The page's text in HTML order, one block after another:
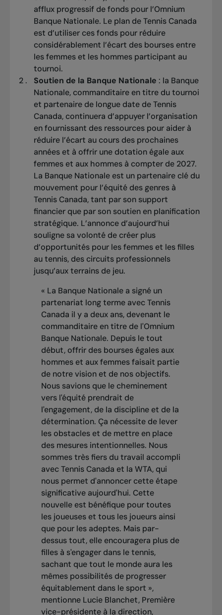
afflux progressif de fonds pour l’Omnium
Banque Nationale. Le plan de Tennis Canada
est d’utiliser ces fonds pour réduire
considérablement l’écart des bourses entre
les femmes et les hommes participant au
tournoi.
Soutien de la Banque Nationale : la Banque
Nationale, commanditaire en titre du tournoi
et partenaire de longue date de Tennis
Canada, continuera d’appuyer l’organisation
en fournissant des ressources pour aider à
réduire l’écart au cours des prochaines
années et à offrir une dotation égale aux
femmes et aux hommes à compter de 2027.
La Banque Nationale est un partenaire clé du
mouvement pour l’équité des genres à
Tennis Canada, tant par son support
financier que par son soutien en planification
stratégique. L’annonce d’aujourd’hui
souligne sa volonté de créer plus
d’opportunités pour les femmes et les filles
au tennis, des circuits professionnels
jusqu’aux terrains de jeu.
« La Banque Nationale a signé un
partenariat long terme avec Tennis
Canada il y a deux ans, devenant le
commanditaire en titre de l'Omnium
Banque Nationale. Depuis le tout
début, offrir des bourses égales aux
hommes et aux femmes faisait partie
de notre vision et de nos objectifs.
Nous savions que le cheminement
vers l'équité prendrait de
l'engagement, de la discipline et de la
détermination. Ça nécessite de lever
les obstacles et de mettre en place
des mesures intentionnelles. Nous
sommes très fiers du travail accompli
avec Tennis Canada et la WTA, qui
nous permet d'annoncer cette étape
significative aujourd'hui. Cette
nouvelle est bénéfique pour toutes
les joueuses et tous les joueurs ainsi
que pour les adeptes. Mais par-
dessus tout, elle encouragera plus de
filles à s'engager dans le tennis,
sachant que tout le monde aura les
mêmes possibilités de progresser
équitablement dans le sport »,
mentionne Lucie Blanchet, Première
vice-présidente à la direction,